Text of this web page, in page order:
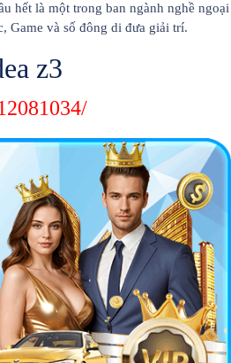
hết là một trong ban ngành nghề ngoại
Game và số đông di đưa giải trí.
z3